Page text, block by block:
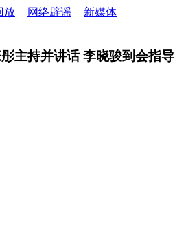
放 网络辟谣
新媒体
主持并讲话 李晓骏到会指导